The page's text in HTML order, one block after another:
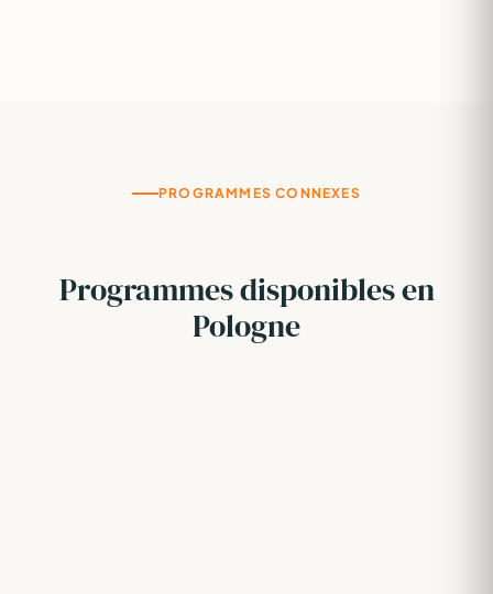
PROGRAMMES CONNEXES
Programmes disponibles en
Pologne